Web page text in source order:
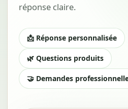
réponse claire.
📩 Réponse personnalisée
🌿 Questions produits
🤝 Demandes